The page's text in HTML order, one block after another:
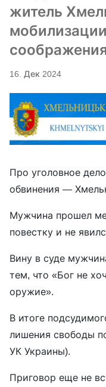
житель
16. Дек 2024
Про уголовное дело
обвинения —
Мужчина прошел
повестку и не
Вину в суде
тем, что «Бог не
оружие».
В итоге
лишения свободы
УК Украины).
Приговор еще не